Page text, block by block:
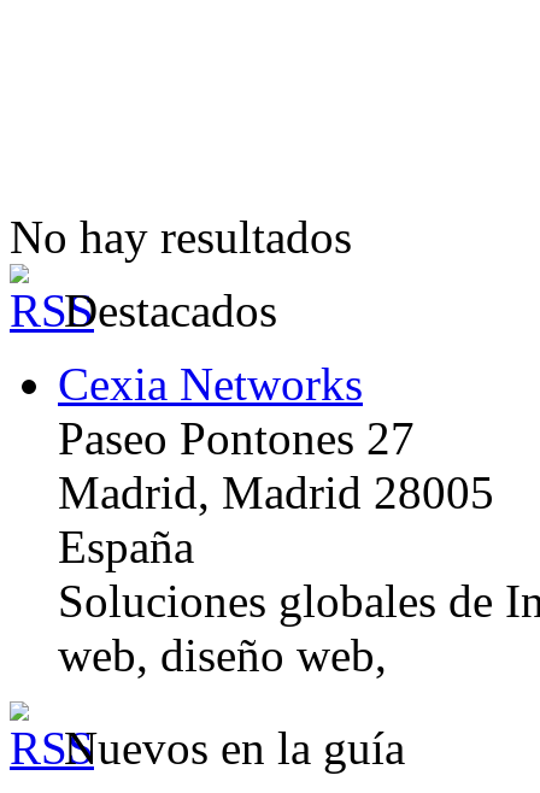
No hay resultados
Destacados
Cexia Networks
Paseo Pontones 27
Madrid, Madrid 28005
España
Soluciones globales de
web, diseño web,
Nuevos en la guía